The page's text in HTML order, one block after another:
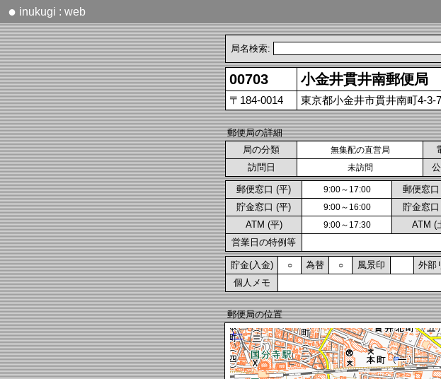
● inukugi : web
局名検索:
00703 小金井貫井南郵便局
〒184-0014 東京都小金井市貫井南町4-3-7
郵便局の詳細
局の分類
無集配の直営局
訪問日 未訪問
郵便窓口 (平) 9:00～17:00 郵便窓
貯金窓口 (平) 9:00～16:00 貯金窓
ATM (平) 9:00～17:30 ATM (
営業日の特例等
貯金(入金) ○ 為替 ○ 風景印 外部
個人メモ
郵便局の位置